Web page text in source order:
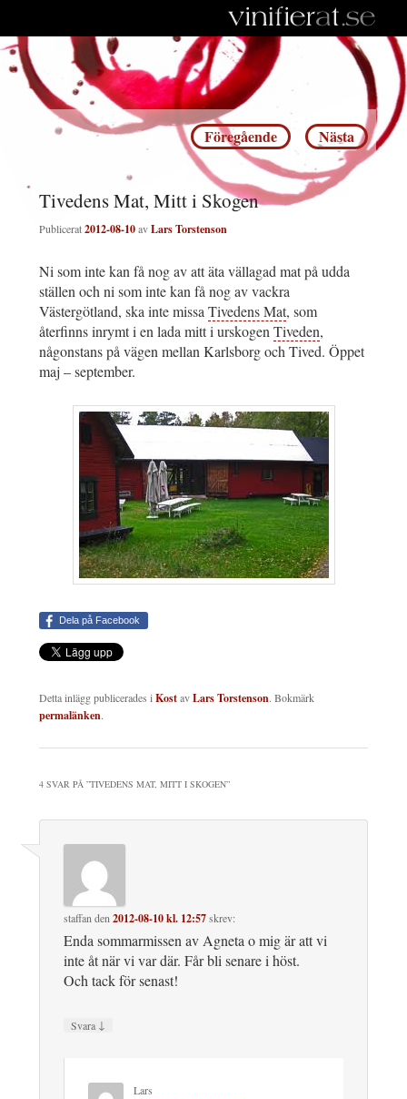
Inläggsnavigering
Föregående Nästa
Tivedens Mat, Mitt i Skogen
Publicerat2012-08-10avLars Torstenson
Ni som inte kan få nog av att äta vällagad mat på udda
ställen och ni som inte kan få nog av vackra
Västergötland, ska inte missaTivedens Mat, som
återfinns inrymt i en lada mitt i urskogenTiveden,
någonstans på vägen mellan Karlsborg och Tived. Öppet
maj – september.
Dela på Facebook
Detta inlägg publicerades iKostavLars Torstenson. Bokmärk
permalänken.
4 SVAR PÅ ”TIVEDENS MAT, MITT I SKOGEN”
staffanden2012-08-10 kl. 12:57skrev:
Enda sommarmissen av Agneta o mig är att vi
inte åt när vi var där. Får bli senare i höst.
Och tack för senast!
Svara ↓
Lars